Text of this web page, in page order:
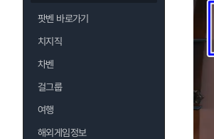
팟벤 바로가기
치지직
차벤
걸그룹
여행
해외게임정보